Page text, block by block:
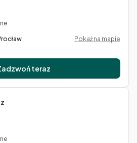
Pokaż na mapie
teraz